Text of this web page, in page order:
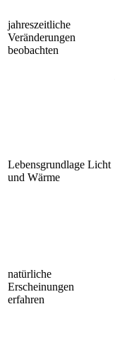
jahreszeitliche
Veränderungen
beobachten
Lebensgrundlage Licht
und Wärme
natürliche
Erscheinungen
erfahren